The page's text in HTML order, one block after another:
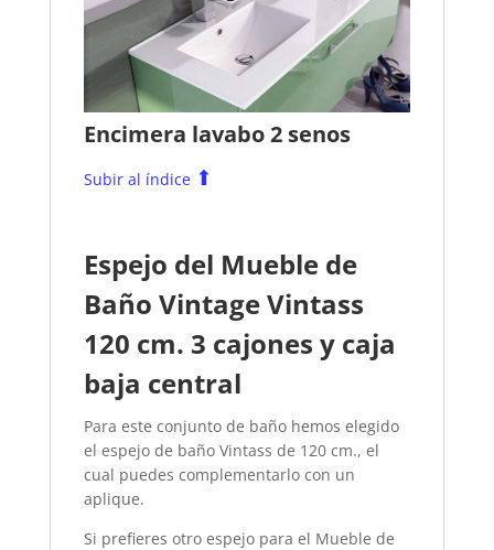
Encimera lavabo 2 senos
Subir al índice ⬆
Espejo del Mueble de
Baño Vintage Vintass
120 cm. 3 cajones y caja
baja central
Para este conjunto de baño hemos elegido
el espejo de baño Vintass de 120 cm., el
cual puedes complementarlo con un
aplique.
Si prefieres otro espejo para el Mueble de